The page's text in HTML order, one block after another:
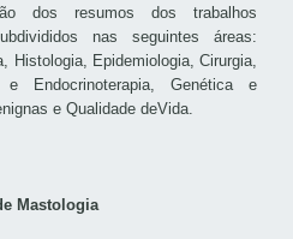
dos resumos dos trabalhos
nas seguintes áreas:
Histologia, Epidemiologia, Cirurgia,
e Endocrinoterapia, Genética e
e Qualidade deVida.
Mastologia